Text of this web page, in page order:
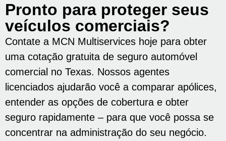
Pronto para proteger seus
veículos comerciais?
Contate a MCN Multiservices hoje para obter
uma cotação gratuita de seguro automóvel
comercial no Texas. Nossos agentes
licenciados ajudarão você a comparar apólices,
entender as opções de cobertura e obter
seguro rapidamente – para que você possa se
concentrar na administração do seu negócio.